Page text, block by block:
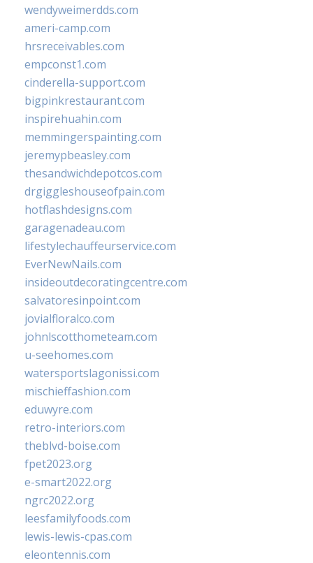
wendyweimerdds.com
ameri-camp.com
hrsreceivables.com
empconst1.com
cinderella-support.com
bigpinkrestaurant.com
inspirehuahin.com
memmingerspainting.com
jeremypbeasley.com
thesandwichdepotcos.com
drgiggleshouseofpain.com
hotflashdesigns.com
garagenadeau.com
lifestylechauffeurservice.com
EverNewNails.com
insideoutdecoratingcentre.com
salvatoresinpoint.com
jovialfloralco.com
johnlscotthometeam.com
u-seehomes.com
watersportslagonissi.com
mischieffashion.com
eduwyre.com
retro-interiors.com
theblvd-boise.com
fpet2023.org
e-smart2022.org
ngrc2022.org
leesfamilyfoods.com
lewis-lewis-cpas.com
eleontennis.com